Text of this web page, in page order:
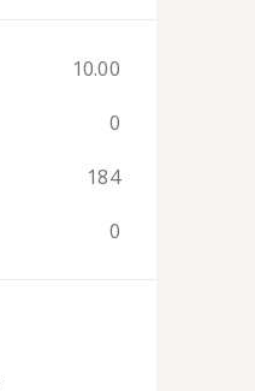
10.00
0
184
0